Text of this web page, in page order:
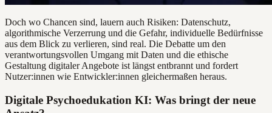
Doch wo Chancen sind, lauern auch Risiken: Datenschutz,
algorithmische Verzerrung und die Gefahr, individuelle Bedürfnisse
aus dem Blick zu verlieren, sind real. Die Debatte um den
verantwortungsvollen Umgang mit Daten und die ethische
Gestaltung digitaler Angebote ist längst entbrannt und fordert
Nutzer:innen wie Entwickler:innen gleichermaßen heraus.
Digitale Psychoedukation KI: Was bringt der neue